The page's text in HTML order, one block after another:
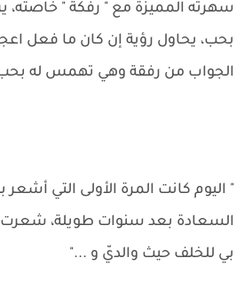
سهرته المميزة مع " رفكة " خاصته،
بحب، يحاول رؤية إن كان ما فعل
الجواب من رفقة وهي تهمس له بحب
" اليوم كانت المرة الأولى التي أشعر
السعادة بعد سنوات طويلة، شعرت
بي للخلف حيث والديّ و ..."